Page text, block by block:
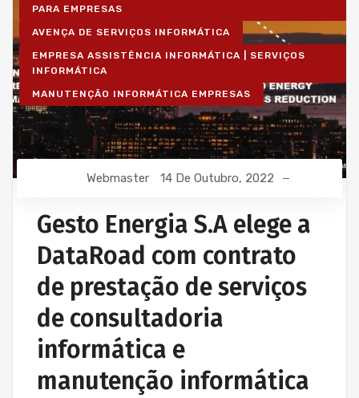
PARA EMPRESAS
AVENÇA DE SERVIÇOS INFORMÁTICA
EMPRESA ASSISTÊNCIA INFORMÁTICA | SERVIÇOS
INFORMÁTICA
MANUTENÇÃO INFORMÁTICA EMPRESAS
Webmaster 14 De Outubro, 2022
Gesto Energia S.A elege a
DataRoad com contrato
de prestação de serviços
de consultadoria
informática e
manutenção informática